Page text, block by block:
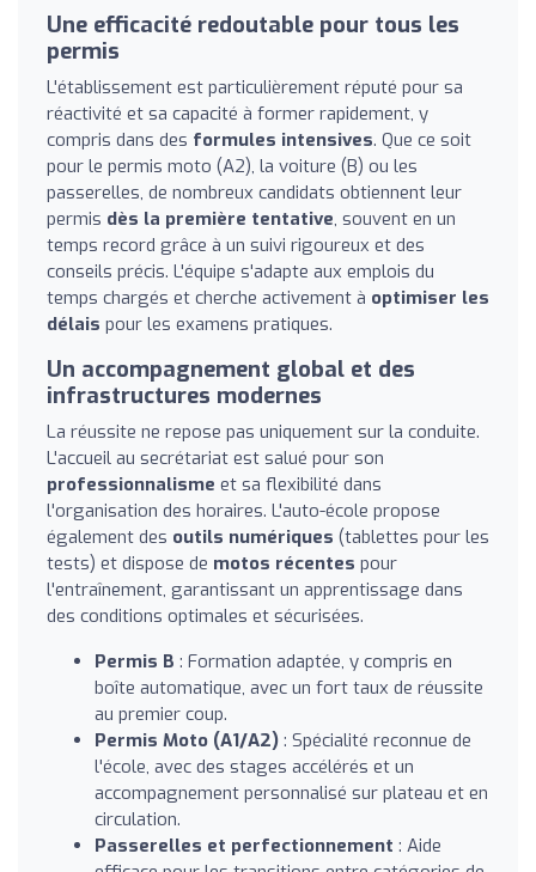
Une efficacité redoutable pour tous les
permis
L'établissement est particulièrement réputé pour sa
réactivité et sa capacité à former rapidement, y
compris dans des formules intensives. Que ce soit
pour le permis moto (A2), la voiture (B) ou les
passerelles, de nombreux candidats obtiennent leur
permis dès la première tentative, souvent en un
temps record grâce à un suivi rigoureux et des
conseils précis. L'équipe s'adapte aux emplois du
temps chargés et cherche activement à optimiser les
délais pour les examens pratiques.
Un accompagnement global et des
infrastructures modernes
La réussite ne repose pas uniquement sur la conduite.
L'accueil au secrétariat est salué pour son
professionnalisme et sa flexibilité dans
l'organisation des horaires. L'auto-école propose
également des outils numériques (tablettes pour les
tests) et dispose de motos récentes pour
l'entraînement, garantissant un apprentissage dans
des conditions optimales et sécurisées.
Permis B : Formation adaptée, y compris en
boîte automatique, avec un fort taux de réussite
au premier coup.
Permis Moto (A1/A2) : Spécialité reconnue de
l'école, avec des stages accélérés et un
accompagnement personnalisé sur plateau et en
circulation.
Passerelles et perfectionnement : Aide